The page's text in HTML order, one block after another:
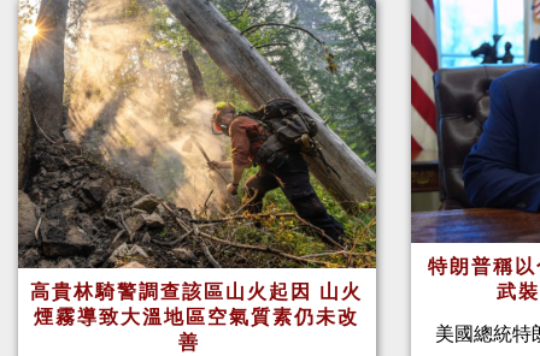
高貴林騎警調查該區山火起因 山火
煙霧導致大溫地區空氣質素仍未改
善
特朗普稱
武
美國總統特